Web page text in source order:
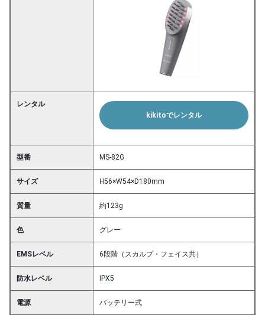
レンタル
kikitoでレンタル
型番 MS-82G
サイズ H56×W54×D180mm
質量 約123g
色 グレー
EMSレベル 6段階（スカルプ・フェイス共）
防水レベル IPX5
電源 バッテリー式